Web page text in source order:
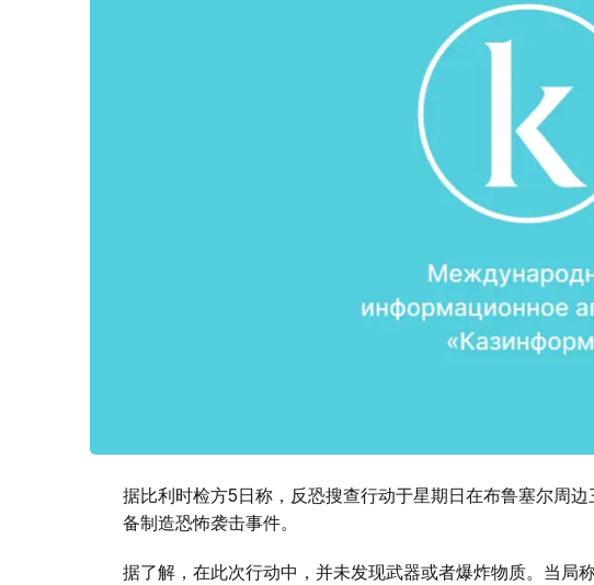
据比利时检方5日称，反恐搜查行动于星期日在布鲁塞尔周
备制造恐怖袭击事件。
据了解，在此次行动中，并未发现武器或者爆炸物质。当局